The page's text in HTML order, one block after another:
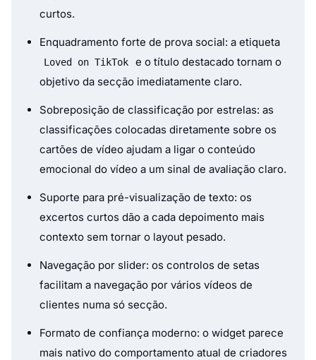
curtos.
Enquadramento forte de prova social: a etiqueta
Loved on TikTok
e o título destacado tornam o
objetivo da secção imediatamente claro.
Sobreposição de classificação por estrelas: as
classificações colocadas diretamente sobre os
cartões de vídeo ajudam a ligar o conteúdo
emocional do vídeo a um sinal de avaliação claro.
Suporte para pré-visualização de texto: os
excertos curtos dão a cada depoimento mais
contexto sem tornar o layout pesado.
Navegação por slider: os controlos de setas
facilitam a navegação por vários vídeos de
clientes numa só secção.
Formato de confiança moderno: o widget parece
mais nativo do comportamento atual de criadores